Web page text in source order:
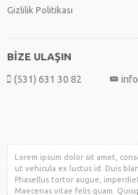
Gizlilik Politikası
BİZE ULAŞIN
(531) 631 30 82
Lorem ipsum dolor sit amet,
ut vehicula ex luctus id. Duis
Phasellus tortor augue,
Maecenas vitae felis quam.